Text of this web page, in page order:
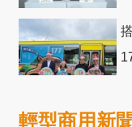
輕型商用新聞